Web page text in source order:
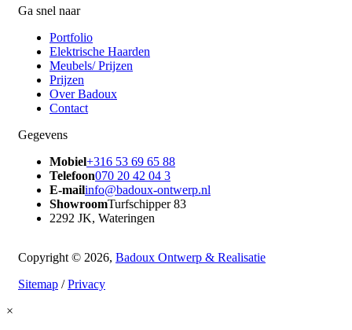
Ga snel naar
Portfolio
Elektrische Haarden
Meubels/ Prijzen
Prijzen
Over Badoux
Contact
Gegevens
Mobiel+316 53 69 65 88
Telefoon070 20 42 04 3
E-mailinfo@badoux-ontwerp.nl
ShowroomTurfschipper 83
2292 JK, Wateringen
Copyright © 2026, Badoux Ontwerp & Realisatie
Sitemap /Privacy
×